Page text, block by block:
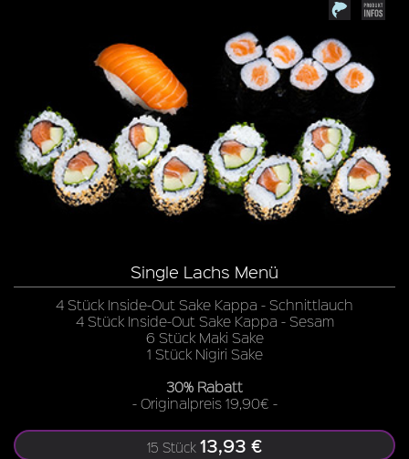
Single Lachs Menü
4 Stück Inside-Out Sake Kappa - Schnittlauch
4 Stück Inside-Out Sake Kappa - Sesam
6 Stück Maki Sake
1 Stück Nigiri Sake
30% Rabatt
- Originalpreis 19,90€ -
15 Stück 13,93 €